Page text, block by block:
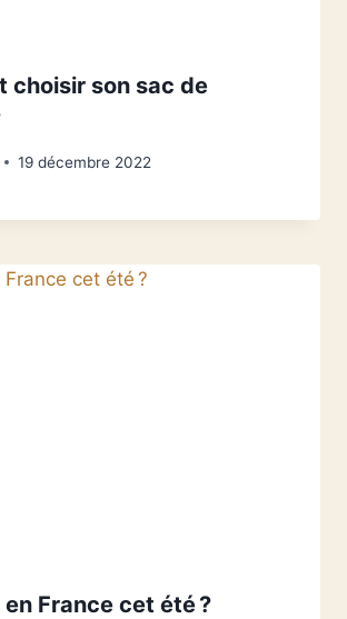
choisir son sac de
19 décembre 2022
France cet été ?